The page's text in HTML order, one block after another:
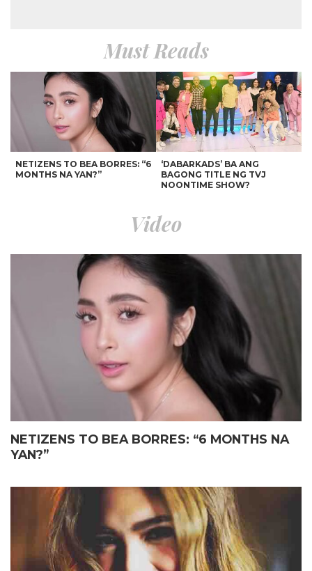
Must Reads
NETIZENS TO BEA BORRES: “6
MONTHS NA YAN?”
‘DABARKADS’ BA ANG
BAGONG TITLE NG TVJ
NOONTIME SHOW?
ELIAS MAY FATHER’S DAY
GIFT KAY JOHN LLOYD CRUZ
SA ISANG EMOSYONAL NA
JOHN LLOYD CRUZ
MAGIGING ‘KAPUSO’ NA NGA
BA?
Video
NETIZENS TO BEA BORRES: “6 MONTHS NA
YAN?”